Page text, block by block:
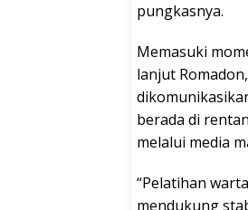
pungkasnya.
Memasuki
lanjut
berada di
melalui media
“Pelatihan
mendukung